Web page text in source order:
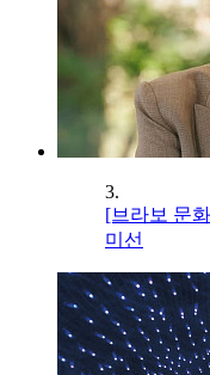
3.
[브라보 문
미선